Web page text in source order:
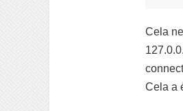
Cela
Cela a